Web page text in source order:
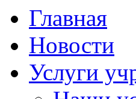
Главная
Новости
Услуги